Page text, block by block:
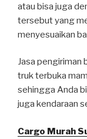
atau bisa juga
tersebut yang
menyesuaikan
Jasa pengiriman
truk terbuka
sehingga Anda
juga kendaraan
Cargo Murah